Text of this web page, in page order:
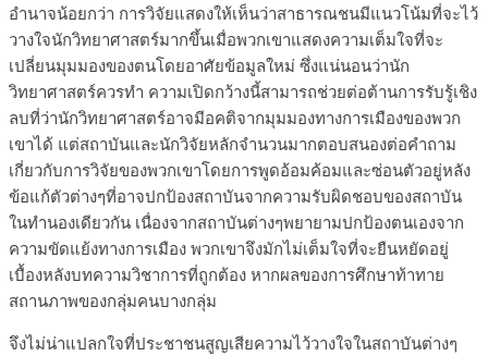
อำนาจน้อยกว่า การวิจัยแสดงให้เห็นว่าสาธารณชนมีแนวโน้มที่จะไว้
วางใจนักวิทยาศาสตร์มากขึ้นเมื่อพวกเขาแสดงความเต็มใจที่จะ
เปลี่ยนมุมมองของตนโดยอาศัยข้อมูลใหม่ ซึ่งแน่นอนว่านัก
วิทยาศาสตร์ควรทำ ความเปิดกว้างนี้สามารถช่วยต่อต้านการรับรู้เชิง
ลบที่ว่านักวิทยาศาสตร์อาจมีอคติจากมุมมองทางการเมืองของพวก
เขาได้ แต่สถาบันและนักวิจัยหลักจำนวนมากตอบสนองต่อคำถาม
เกี่ยวกับการวิจัยของพวกเขาโดยการพูดอ้อมค้อมและซ่อนตัวอยู่หลัง
ข้อแก้ตัวต่างๆที่อาจปกป้องสถาบันจากความรับผิดชอบของสถาบัน
ในทำนองเดียวกัน เนื่องจากสถาบันต่างๆพยายามปกป้องตนเองจาก
ความขัดแย้งทางการเมือง พวกเขาจึงมักไม่เต็มใจที่จะยืนหยัดอยู่
เบื้องหลังบทความวิชาการที่ถูกต้อง หากผลของการศึกษาท้าทาย
สถานภาพของกลุ่มคนบางกลุ่ม
จึงไม่น่าแปลกใจที่ประชาชนสูญเสียความไว้วางใจในสถาบันต่างๆ